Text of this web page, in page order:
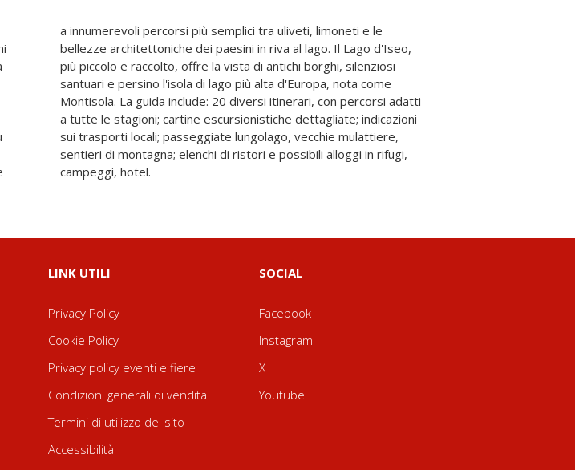
campeggi, hotel.
LINK UTILI
Privacy Policy
Cookie Policy
Privacy policy eventi e fiere
Condizioni generali di vendita
Termini di utilizzo del sito
Accessibilità
SOCIAL
Facebook
Instagram
X
Youtube